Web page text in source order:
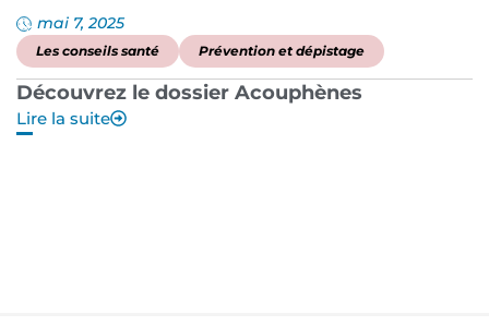
mai 7, 2025
Les conseils santé Prévention et dépistage
Découvrez le dossier Acouphènes
Lire la suite